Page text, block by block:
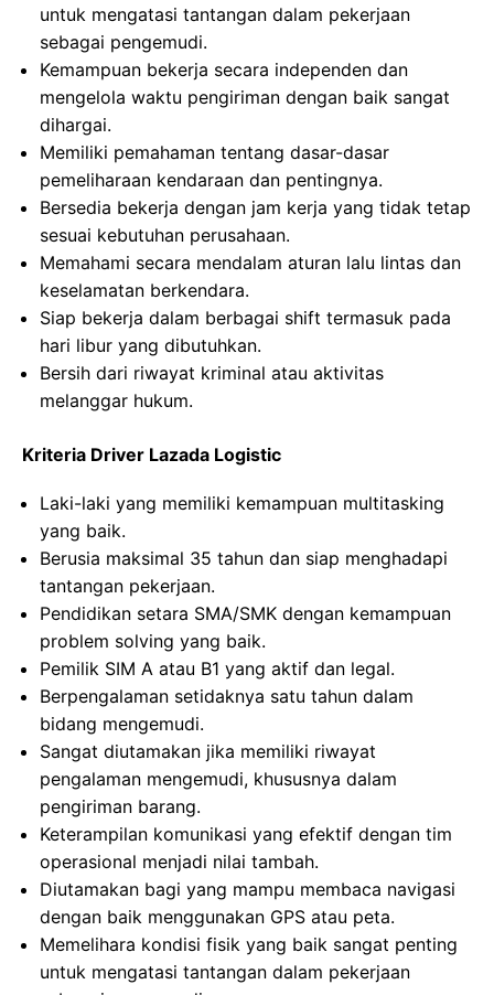
untuk mengatasi tantangan dalam pekerjaan
sebagai pengemudi.
Kemampuan bekerja secara independen dan
mengelola waktu pengiriman dengan baik sangat
dihargai.
Memiliki pemahaman tentang dasar-dasar
pemeliharaan kendaraan dan pentingnya.
Bersedia bekerja dengan jam kerja yang tidak tetap
sesuai kebutuhan perusahaan.
Memahami secara mendalam aturan lalu lintas dan
keselamatan berkendara.
Siap bekerja dalam berbagai shift termasuk pada
hari libur yang dibutuhkan.
Bersih dari riwayat kriminal atau aktivitas
melanggar hukum.
Kriteria Driver Lazada Logistic
Laki-laki yang memiliki kemampuan multitasking
yang baik.
Berusia maksimal 35 tahun dan siap menghadapi
tantangan pekerjaan.
Pendidikan setara SMA/SMK dengan kemampuan
problem solving yang baik.
Pemilik SIM A atau B1 yang aktif dan legal.
Berpengalaman setidaknya satu tahun dalam
bidang mengemudi.
Sangat diutamakan jika memiliki riwayat
pengalaman mengemudi, khususnya dalam
pengiriman barang.
Keterampilan komunikasi yang efektif dengan tim
operasional menjadi nilai tambah.
Diutamakan bagi yang mampu membaca navigasi
dengan baik menggunakan GPS atau peta.
Memelihara kondisi fisik yang baik sangat penting
untuk mengatasi tantangan dalam pekerjaan